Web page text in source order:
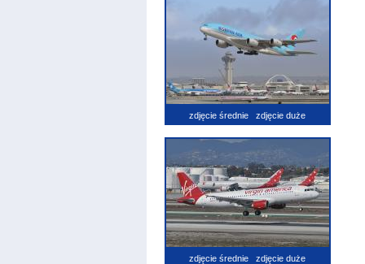
zdjęcie średnie zdjęcie duże
zdjęcie średnie zdjęcie duże